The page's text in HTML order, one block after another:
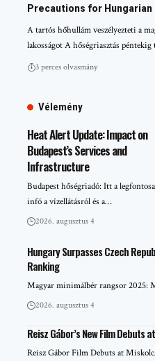
Precautions for Hungarian
A tartós hőhullám veszélyezteti a
lakosságot A hőségriasztás
3 perces olvasmány
Vélemény
Heat Alert Update: Impact on
Budapest’s Services and
Infrastructure
Budapest hőségriadó: Itt a
infó a vízellátásról és a…
2026. augusztus 4
Hungary Surpasses Czech
Ranking
Magyar minimálbér rangsor 2025:
2026. augusztus 4
Reisz Gábor’s New Film Debuts
Reisz Gábor Film Debuts at